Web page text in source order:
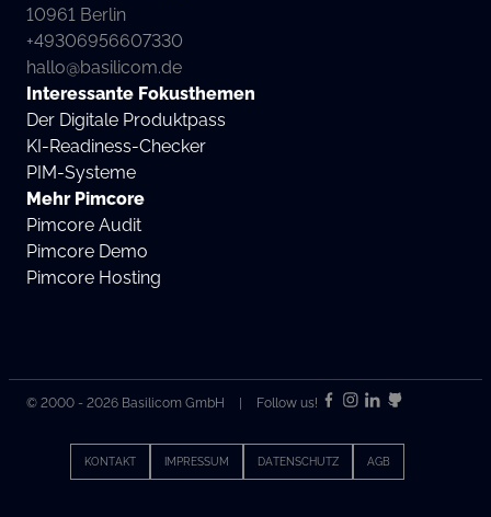
10961 Berlin
+49306956607330
hallo@basilicom.de
Interessante Fokusthemen
Der Digitale Produktpass
KI-Readiness-Checker
PIM-Systeme
Mehr Pimcore
Pimcore Audit
Pimcore Demo
Pimcore Hosting
© 2000 - 2026 Basilicom GmbH Follow us!
KONTAKT IMPRESSUM DATENSCHUTZ AGB